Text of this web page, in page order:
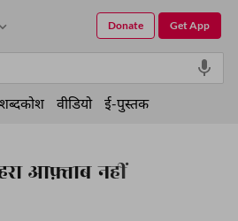
आफ़्ताब नहीं
Get App
Donate
शब्दकोश वीडियो ई-पुस्तक